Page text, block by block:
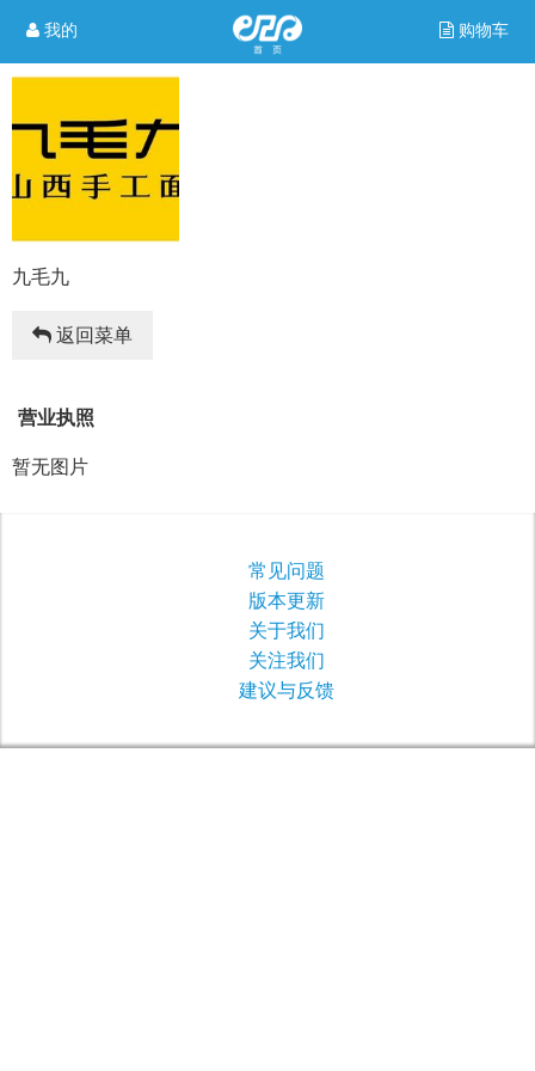
我的 购物车
九毛九
返回菜单
营业执照
暂无图片
常见问题
版本更新
关于我们
关注我们
建议与反馈